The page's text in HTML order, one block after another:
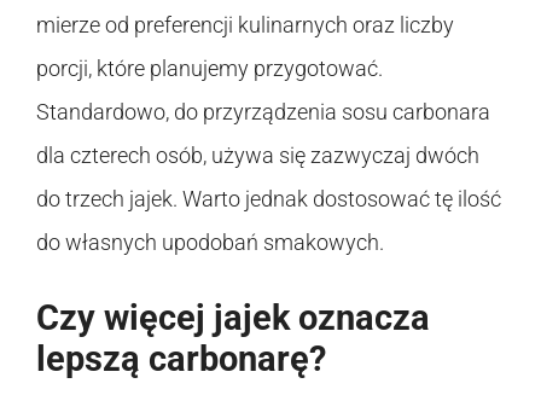
mierze od preferencji kulinarnych oraz liczby
porcji, które planujemy przygotować.
Standardowo, do przyrządzenia sosu carbonara
dla czterech osób, używa się zazwyczaj dwóch
do trzech jajek. Warto jednak dostosować tę ilość
do własnych upodobań smakowych.
Czy więcej jajek oznacza
lepszą carbonarę?